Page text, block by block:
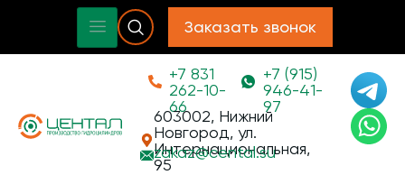
Заказать звонок
+7 831
262-10-
66
+7 (915)
946-41-
97
603002, Нижний
Новгород, ул.
Интернациональная,
95
zakaz@cental.su